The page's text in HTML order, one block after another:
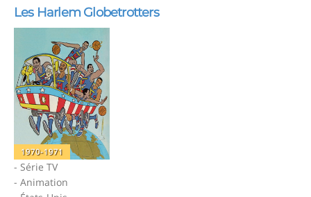
Les Harlem Globetrotters
1970-1971
- Série TV
- Animation